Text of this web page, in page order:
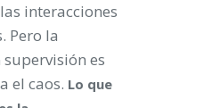
interacciones
Pero la
es
el caos. Lo que